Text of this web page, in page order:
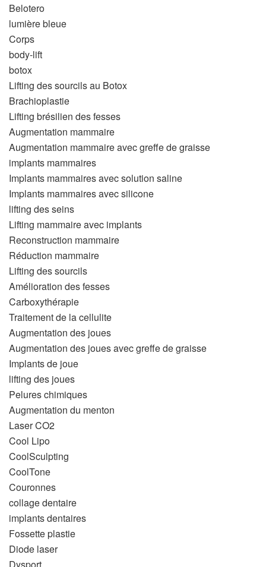
Belotero
lumière bleue
Corps
body-lift
botox
Lifting des sourcils au Botox
Brachioplastie
Lifting brésilien des fesses
Augmentation mammaire
Augmentation mammaire avec greffe de graisse
implants mammaires
Implants mammaires avec solution saline
Implants mammaires avec silicone
lifting des seins
Lifting mammaire avec implants
Reconstruction mammaire
Réduction mammaire
Lifting des sourcils
Amélioration des fesses
Carboxythérapie
Traitement de la cellulite
Augmentation des joues
Augmentation des joues avec greffe de graisse
Implants de joue
lifting des joues
Pelures chimiques
Augmentation du menton
Laser CO2
Cool Lipo
CoolSculpting
CoolTone
Couronnes
collage dentaire
implants dentaires
Fossette plastie
Diode laser
Dysport